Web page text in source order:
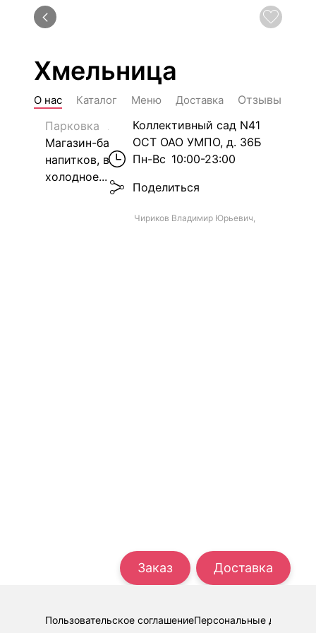
Хмельница
О нас Каталог Меню Доставка
Отзывы
Парковка
Алкоголь
Магазин-бар разливных
напитков, всегда свежее,
холодное...
г. Уфа, тер.
Коллективный сад N41
ОСТ ОАО УМПО, д. 36Б
Пн-Вс 10:00-23:00
Поделиться
Чириков Владимир Юрьевич,
Заказ Доставка
Пользовательское соглашениеПерсональные данные